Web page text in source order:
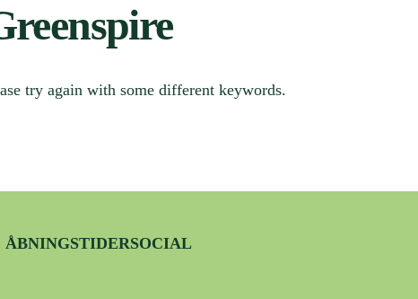
try again with some different keywords.
ÅBNINGSTIDERSOCIAL